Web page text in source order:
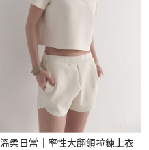
溫柔日常｜率性大翻領拉鍊上衣